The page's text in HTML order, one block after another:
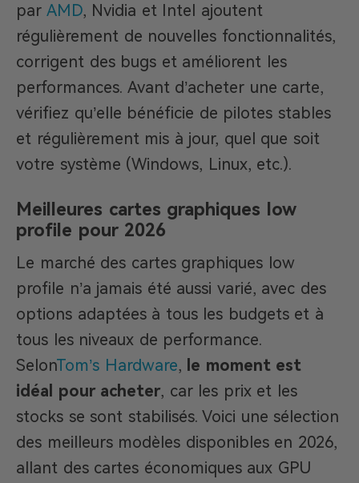
par AMD, Nvidia et Intel ajoutent
régulièrement de nouvelles fonctionnalités,
corrigent des bugs et améliorent les
performances. Avant d’acheter une carte,
vérifiez qu’elle bénéficie de pilotes stables
et régulièrement mis à jour, quel que soit
votre système (Windows, Linux, etc.).
Meilleures cartes graphiques low
profile pour 2026
Le marché des cartes graphiques low
profile n’a jamais été aussi varié, avec des
options adaptées à tous les budgets et à
tous les niveaux de performance.
SelonTom’s Hardware, le moment est
idéal pour acheter, car les prix et les
stocks se sont stabilisés. Voici une sélection
des meilleurs modèles disponibles en 2026,
allant des cartes économiques aux GPU